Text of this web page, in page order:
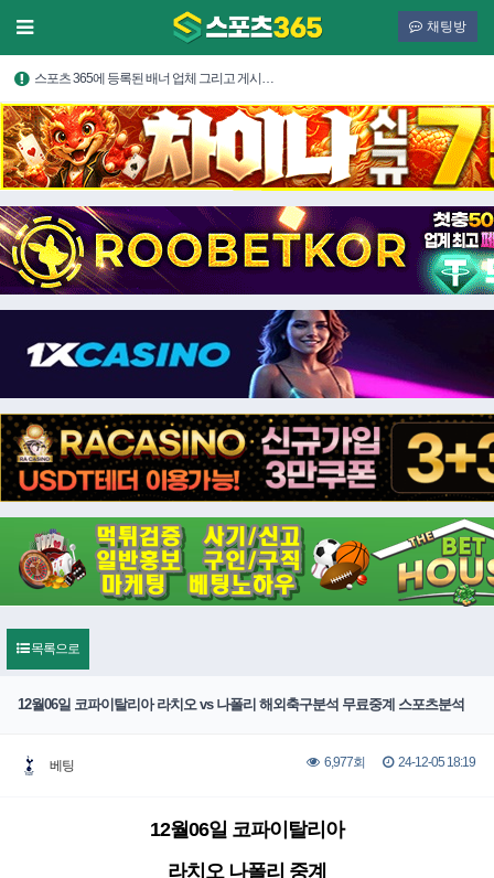
채팅방
스포츠 365에 등록된 배너 업체 그리고 게시…
목록으로
12월06일 코파이탈리아 라치오 vs 나폴리 해외축구분석 무료중계 스포츠분석
베팅 6,977회 24-12-05 18:19
12월06일 코파이탈리아
라치오 나폴리 중계